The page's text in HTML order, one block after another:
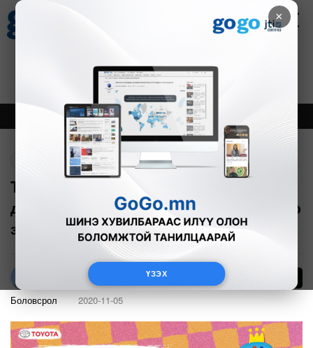
×
ҮЗЭХ
Зурхай
8.08
Онцлох Шинэ
TOYOTA: "МӨРӨӨДЛИЙН МАШИН" 14
дэх удаагийн олон улсын хүүхдийн гар
зургийн уралдаанаа зарлалаа
О.Хандмаа 2438
Боловсрол 2020-11-05